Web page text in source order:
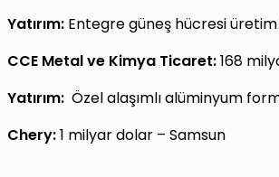
Yatırım: Entegre güneş hücresi
CCE Metal ve Kimya Ticaret:168
Yatırım: Özel alaşımlı alüminyum
Chery:1 milyar dolar – Samsun